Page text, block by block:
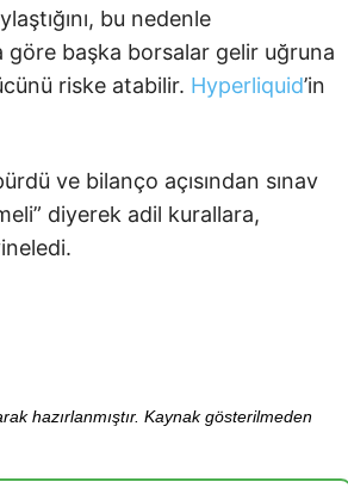
bu nedenle
göre başka borsalar gelir uğruna
riske atabilir. Hyperliquid’in
ve bilanço açısından sınav
diyerek adil kurallara,
hazırlanmıştır. Kaynak gösterilmeden